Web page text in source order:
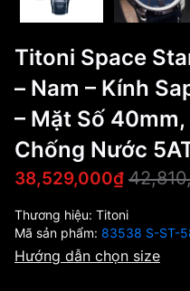
Titoni Space
– Nam – Kính
– Mặt Số
Chống Nước
38,529,000₫
Thương hiệu: Titoni
Mã sản phẩm: 83538 S-ST-
Hướng dẫn chọn size